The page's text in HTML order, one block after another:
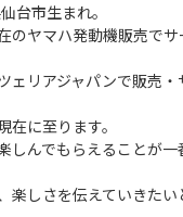
台市生まれ。
のヤマハ発動機販売で
ェリアジャパンで販売・
在に至ります。
しんでもらえることが一
楽しさを伝えていきたい